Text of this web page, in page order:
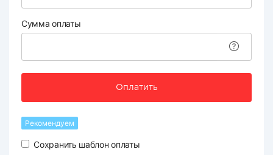
Сумма оплаты
Оплатить
Рекомендуем
Сохранить шаблон оплаты